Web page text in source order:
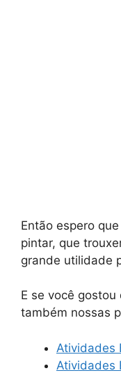
Então espero
pintar, que
grande utilidade
E se você
também nossas
Atividades
Atividades